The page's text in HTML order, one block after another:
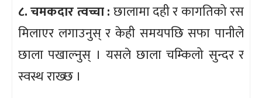
८. चमकदार त्वच्चा :छालामा दही र कागतिको रस
मिलाएर लगाउनुस् र केही समयपछि सफा पानीले
छाला पखाल्नुस् । यसले छाला चम्किलो सुन्दर र
स्वस्थ राख्छ ।